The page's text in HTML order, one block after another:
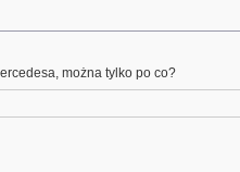
można tylko po co?